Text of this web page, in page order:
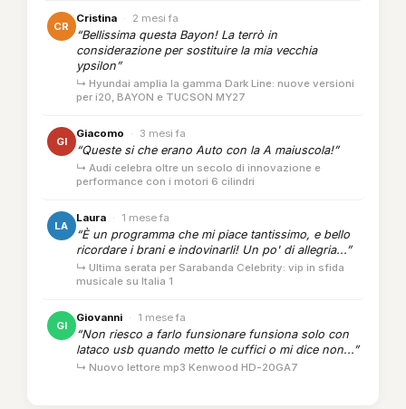
CR
Cristina · 2 mesi fa
“Bellissima questa Bayon! La terrò in
considerazione per sostituire la mia vecchia
ypsilon”
↳ Hyundai amplia la gamma Dark Line: nuove versioni
per i20, BAYON e TUCSON MY27
GI
Giacomo · 3 mesi fa
“Queste si che erano Auto con la A maiuscola!”
↳ Audi celebra oltre un secolo di innovazione e
performance con i motori 6 cilindri
LA
Laura · 1 mese fa
“È un programma che mi piace tantissimo, e bello
ricordare i brani e indovinarli! Un po' di allegria...”
↳ Ultima serata per Sarabanda Celebrity: vip in sfida
musicale su Italia 1
GI
Giovanni · 1 mese fa
“Non riesco a farlo funsionare funsiona solo con
lataco usb quando metto le cuffici o mi dice non...”
↳ Nuovo lettore mp3 Kenwood HD-20GA7